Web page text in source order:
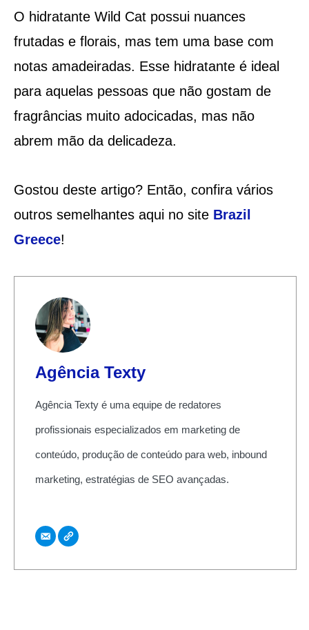
O hidratante Wild Cat possui nuances
frutadas e florais, mas tem uma base com
notas amadeiradas. Esse hidratante é ideal
para aquelas pessoas que não gostam de
fragrâncias muito adocicadas, mas não
abrem mão da delicadeza.
Gostou deste artigo? Então, confira vários
outros semelhantes aqui no site Brazil
Greece!
Agência Texty
Agência Texty é uma equipe de redatores
profissionais especializados em marketing de
conteúdo, produção de conteúdo para web, inbound
marketing, estratégias de SEO avançadas.